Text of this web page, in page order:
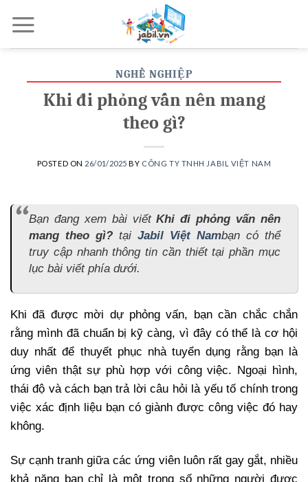
NGHỀ NGHIỆP
Khi đi phỏng vấn nên mang
theo gì?
POSTED ON 26/01/2025 BY CÔNG TY TNHH JABIL VIỆT NAM
Bạn đang xem bài viếtKhi đi phỏng vấn nên
mang theo gì? tại Jabil Việt Nambạn có thể
truy cập nhanh thông tin cần thiết tại phần mục
lục bài viết phía dưới.
Khi đã được mời dự phỏng vấn, bạn cần chắc chắn
rằng mình đã chuẩn bị kỹ càng, vì đây có thể là cơ hội
duy nhất để thuyết phục nhà tuyển dụng rằng bạn là
ứng viên thật sự phù hợp với công việc. Ngoại hình,
thái độ và cách bạn trả lời câu hỏi là yếu tố chính trong
việc xác định liệu bạn có giành được công việc đó hay
không.
Sự cạnh tranh giữa các ứng viên luôn rất gay gắt, nhiều
khả năng bạn chỉ là một trong số những người được